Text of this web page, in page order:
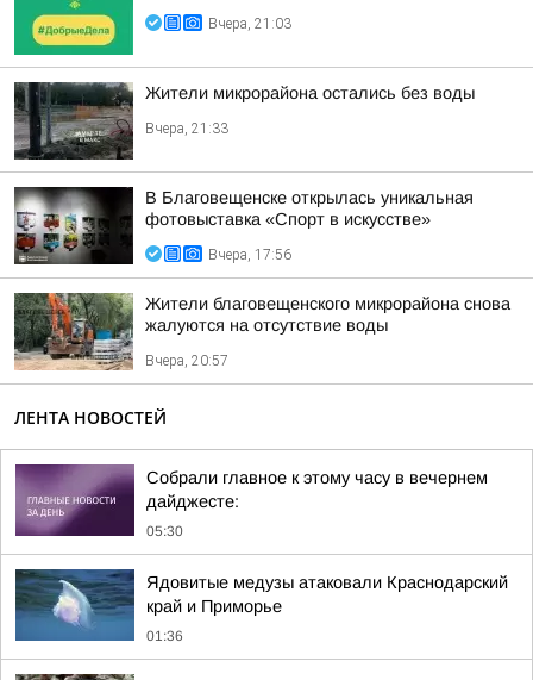
Вчера, 21:03
Жители микрорайона остались без воды
Вчера, 21:33
В Благовещенске открылась уникальная
фотовыставка «Спорт в искусстве»
Вчера, 17:56
Жители благовещенского микрорайона снова
жалуются на отсутствие воды
Вчера, 20:57
ЛЕНТА НОВОСТЕЙ
Собрали главное к этому часу в вечернем
дайджесте:
05:30
Ядовитые медузы атаковали Краснодарский
край и Приморье
01:36